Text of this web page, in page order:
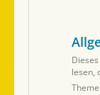
lesen,